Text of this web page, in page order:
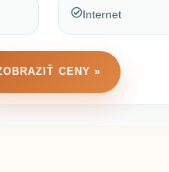
Internet
CENY »